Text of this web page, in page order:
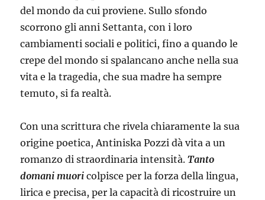
del mondo da cui proviene. Sullo sfondo
scorrono gli anni Settanta, con i loro
cambiamenti sociali e politici, fino a quando le
crepe del mondo si spalancano anche nella sua
vita e la tragedia, che sua madre ha sempre
temuto, si fa realtà.
Con una scrittura che rivela chiaramente la sua
origine poetica, Antiniska Pozzi dà vita a un
romanzo di straordinaria intensità.Tanto
domani muori colpisce per la forza della lingua,
lirica e precisa, per la capacità di ricostruire un